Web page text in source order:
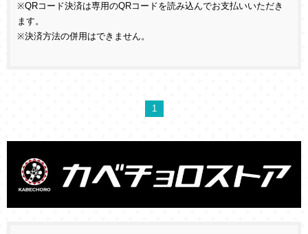
※QRコード決済は専用のQRコードを読み込んでお支払いいただき
ます。
※決済方法の併用はできません。
1